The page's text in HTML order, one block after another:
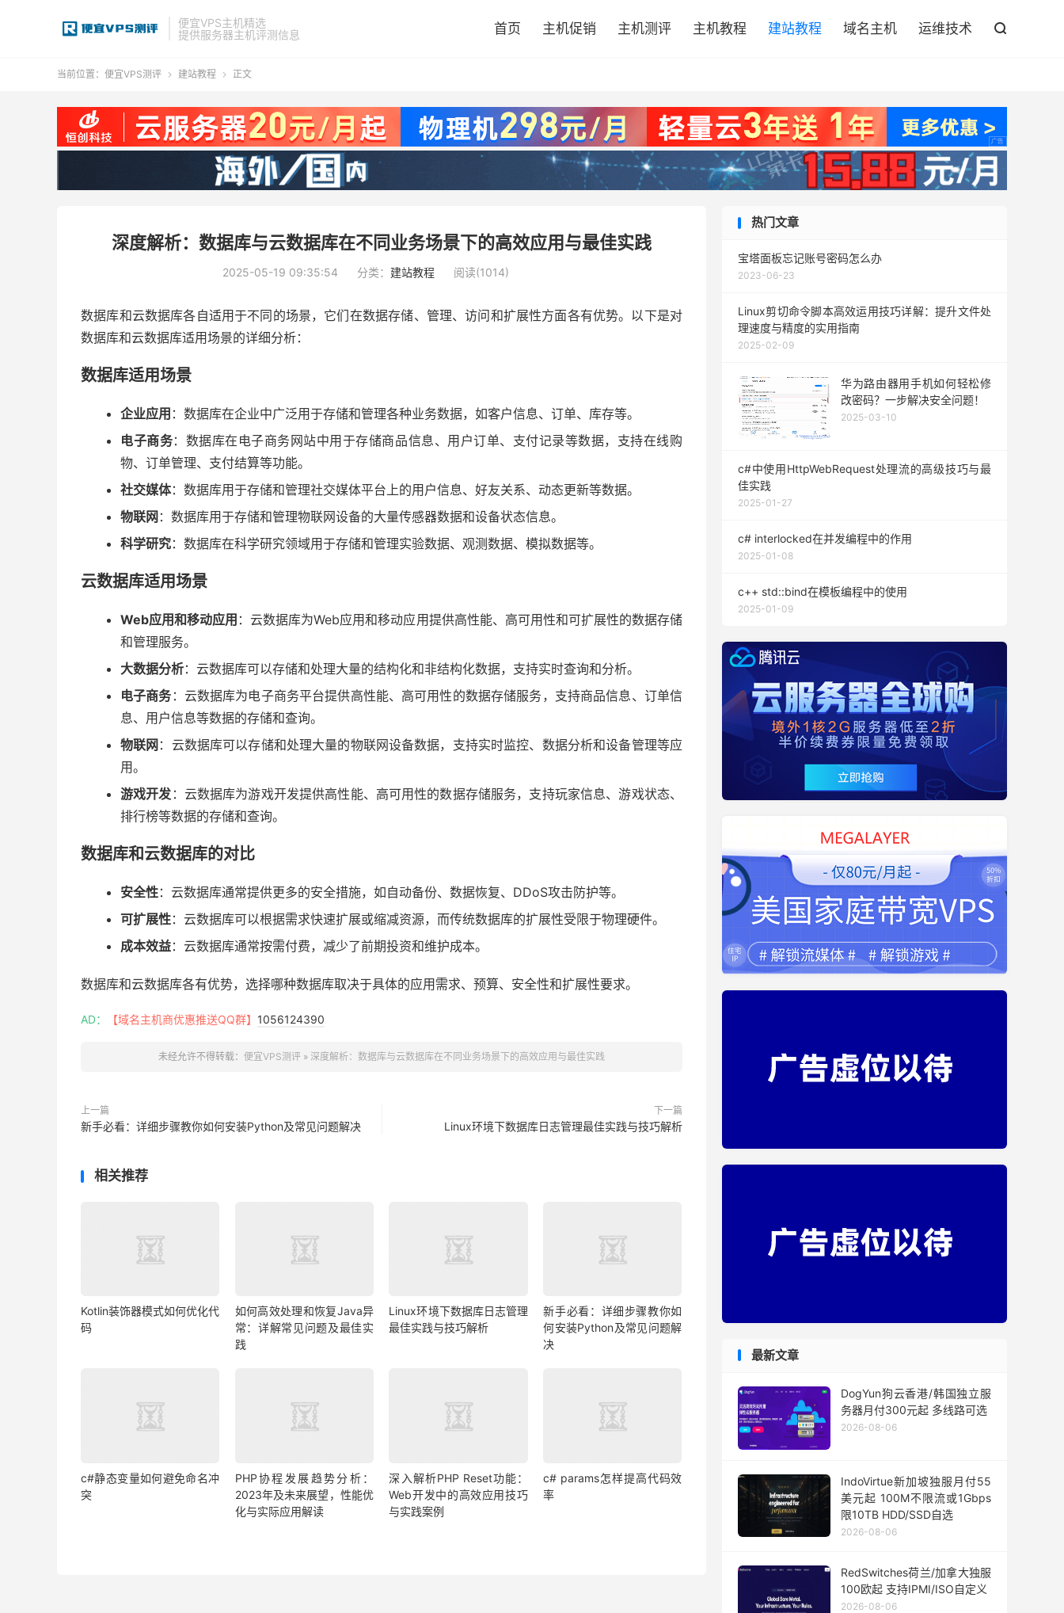
便宜VPS主机精选
提供服务器主机评测信息
首页 主机促销 主机测评 主机教程 建站教程 域名主机 运维技术 
当前位置： 便宜VPS测评  建站教程  正文
深度解析：数据库与云数据库在不同业务场景下的高效应用与最佳实践
2025-05-19 09:35:54 分类： 建站教程 阅读(1014)
数据库和云数据库各自适用于不同的场景，它们在数据存储、管理、访问和扩展性方面各有优势。以下是对
数据库和云数据库适用场景的详细分析：
数据库适用场景
企业应用 ：数据库在企业中广泛用于存储和管理各种业务数据，如客户信息、订单、库存等。
电子商务：数据库在电子商务网站中用于存储商品信息、用户订单、支付记录等数据，支持在线购
物、订单管理、支付结算等功能。
社交媒体：数据库用于存储和管理社交媒体平台上的用户信息、好友关系、动态更新等数据。
物联网 ：数据库用于存储和管理物联网设备的大量传感器数据和设备状态信息。
科学研究：数据库在科学研究领域用于存储和管理实验数据、观测数据、模拟数据等。
云数据库适用场景
Web应用和移动应用 ：云数据库为Web应用和移动应用提供高性能、高可用性和可扩展性的数据存储
和管理服务。
大数据分析：云数据库可以存储和处理大量的结构化和非结构化数据，支持实时查询和分析。
电子商务 ：云数据库为电子商务平台提供高性能、高可用性的数据存储服务，支持商品信息、订单信
息、用户信息等数据的存储和查询。
物联网 ：云数据库可以存储和处理大量的物联网设备数据，支持实时监控、数据分析和设备管理等应
用。
游戏开发 ：云数据库为游戏开发提供高性能、高可用性的数据存储服务，支持玩家信息、游戏状态、
排行榜等数据的存储和查询。
数据库和云数据库的对比
安全性：云数据库通常提供更多的安全措施，如自动备份、数据恢复、DDoS攻击防护等。
可扩展性：云数据库可以根据需求快速扩展或缩减资源，而传统数据库的扩展性受限于物理硬件。
成本效益：云数据库通常按需付费，减少了前期投资和维护成本。
数据库和云数据库各有优势，选择哪种数据库取决于具体的应用需求、预算、安全性和扩展性要求。
AD： 【域名主机商优惠推送QQ群】 1056124390
未经允许不得转载： 便宜VPS测评 » 深度解析：数据库与云数据库在不同业务场景下的高效应用与最佳实践
上一篇
新手必看：详细步骤教你如何安装Python及常见问题解决
下一篇
Linux环境下数据库日志管理最佳实践与技巧解析
相关推荐
Kotlin装饰器模式如何优化代
码
如何高效处理和恢复Java异
常：详解常见问题及最佳实
践
Linux环境下数据库日志管理
最佳实践与技巧解析
新手必看：详细步骤教你如
何安装Python及常见问题解
决
c#静态变量如何避免命名冲
突
PHP协程发展趋势分析：
2023年及未来展望，性能优
化与实际应用解读
深入解析PHP Reset功能：
Web开发中的高效应用技巧
与实践案例
c# params怎样提高代码效
率
热门文章
宝塔面板忘记账号密码怎么办
2023-06-23
Linux剪切命令脚本高效运用技巧详解：提升文件处
理速度与精度的实用指南
2025-02-09
华为路由器用手机如何轻松修
改密码？一步解决安全问题！
2025-03-10
c#中使用HttpWebRequest处理流的高级技巧与最
佳实践
2025-01-27
c# interlocked在并发编程中的作用
2025-01-08
c++ std::bind在模板编程中的使用
2025-01-09
最新文章
DogYun狗云香港/韩国独立服
务器月付300元起 多线路可选
2026-08-06
IndoVirtue新加坡独服月付55
美元起 100M不限流或1Gbps
限10TB HDD/SSD自选
2026-08-06
RedSwitches荷兰/加拿大独服
100欧起 支持IPMI/ISO自定义
2026-08-06